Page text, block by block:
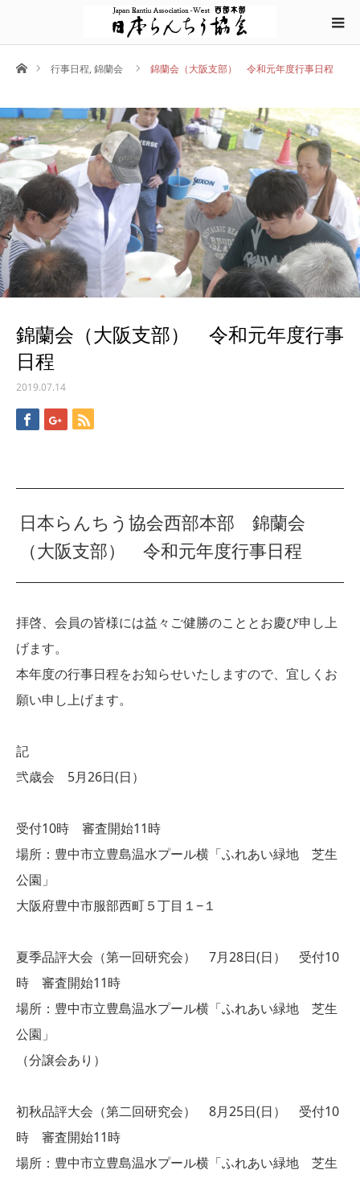
ホーム行事日程,錦蘭会 錦蘭会（大阪支部） 令和元年度行事日程
錦蘭会（大阪支部） 令和元年度行事
日程
2019.07.14
日本らんちう協会西部本部 錦蘭会
（大阪支部） 令和元年度行事日程
拝啓、会員の皆様には益々ご健勝のこととお慶び申し上
げます。
本年度の行事日程をお知らせいたしますので、宜しくお
願い申し上げます。
記
弐歳会 5月26日(日）
受付10時 審査開始11時
場所：豊中市立豊島温水プール横「ふれあい緑地 芝生
公園」
大阪府豊中市服部西町５丁目１−１
夏季品評大会（第一回研究会） 7月28日(日） 受付10
時 審査開始11時
場所：豊中市立豊島温水プール横「ふれあい緑地 芝生
公園」
（分譲会あり）
初秋品評大会（第二回研究会） 8月25日(日） 受付10
時 審査開始11時
場所：豊中市立豊島温水プール横「ふれあい緑地 芝生